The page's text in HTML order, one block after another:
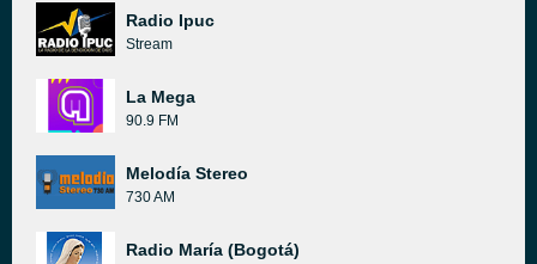
Radio Ipuc
Stream
La Mega
90.9 FM
Melodía Stereo
730 AM
Radio María (Bogotá)